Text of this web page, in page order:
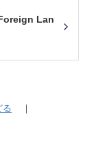
Lan
る ｜